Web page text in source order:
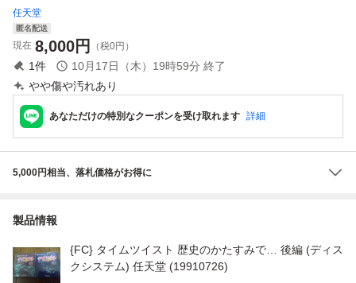
任天堂
匿名配送
現在 8,000円 （税0円）
1件 10月17日（木）19時59分 終了
やや傷や汚れあり
あなただけの特別なクーポンを受け取れます 詳細
5,000円相当、落札価格がお得に
製品情報
{FC} タイムツイスト 歴史のかたすみで… 後編 (ディス
クシステム) 任天堂 (19910726)